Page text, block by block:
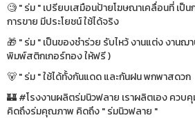
🧐 " ร่ม " เปรียบเสมือนป้ายโฆษณาเคลื่อนที่ เป็
การขาย มีประโยชน์ ใช้ได้จริง
🎁 " ร่ม " เป็นของชำร่วย รับไหว้ งานแต่ง งาน
พิมพ์สติกเกอร์ทอง ให้ฟรี )
🐻 " ร่ม " ใช้ได้ทั้งกันแดด และกันฝน พกพาสดวก
🏰 #โรงงานผลิตร่มนิวฟลาย เราผลิตเอง ควบ
คิดถึงร่มคุณภาพ คิดถึง " ร่มนิวฟลาย "